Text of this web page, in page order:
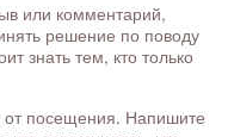
или комментарий,
решение по поводу
знать тем, кто только
от посещения. Напишите